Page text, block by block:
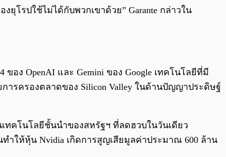
ยุโรปใช้ไม่ได้กับพวกเขาด้วย” Garante กล่าวใน
อง OpenAI และ Gemini ของ Google เทคโนโลยีที่มี
ารครองตลาดของ Silicon Valley ในด้านปัญญาประดิษฐ์
ทคโนโลยีชั้นนำของสหรัฐฯ ที่ลดฮวบในวันเดียว
ให้หุ้น Nvidia เกิดการสูญเสียมูลค่าประมาณ 600 ล้าน